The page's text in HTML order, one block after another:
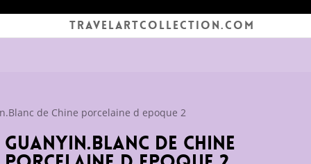
TRAVELARTCOLLECTION.COM
de Chine porcelaine d epoque 2
Guanyin.Blanc de Chine